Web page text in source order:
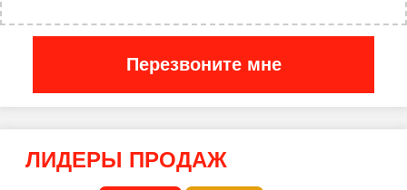
Перезвоните мне
ЛИДЕРЫ ПРОДАЖ